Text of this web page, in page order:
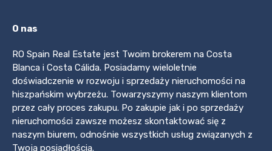
O nas
RO Spain Real Estate jest Twoim brokerem na Costa
Blanca i Costa Cálida. Posiadamy wieloletnie
doświadczenie w rozwoju i sprzedaży nieruchomości na
hiszpańskim wybrzeżu. Towarzyszymy naszym klientom
przez cały proces zakupu. Po zakupie jak i po sprzedaży
nieruchomości zawsze możesz skontaktować się z
naszym biurem, odnośnie wszystkich usług związanych z
Twoją posiadłością.